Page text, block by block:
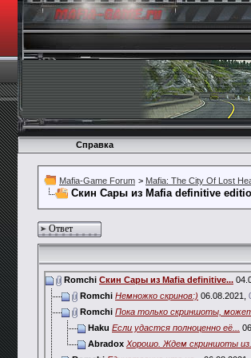
Справка
Mafia-Game Forum > Mafia: The City Of Lost
Скин Сары из Mafia definitive
Ответ
Romchi Скин Сары из Mafia definitive...
Romchi Немножко скринов:) 06.08.2021,
Romchi Пока только скриншоты,
Haku Если удастся полноценно её...
Abradox Хорошо. Ждем скриншоты из...